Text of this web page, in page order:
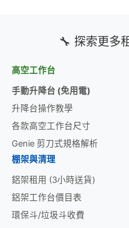
🔧 探索更多
高空工作台
手動升降台 (免用電)
升降台操作教學
各款高空工作台尺寸
Genie 剪刀式規格解析
棚架與清理
鋁架租用 (3小時送貨)
鋁架工作台價目表
環保斗/垃圾斗收費